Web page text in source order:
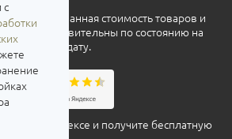
Указанная стоимость товаров и
действительны по состоянию на
текущую дату.
нас на Яндексе и получите бесплатную
с